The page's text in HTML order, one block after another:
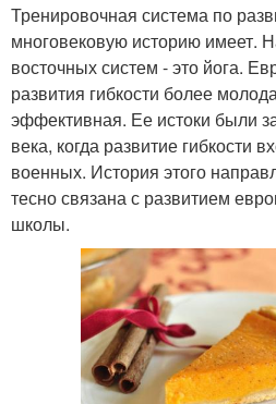
Тренировочная система по
многовековую историю имеет.
восточных систем - это йога.
развития гибкости более
эффективная. Ее истоки были
века, когда развитие гибкости
военных. История этого
тесно связана с развитием
школы.